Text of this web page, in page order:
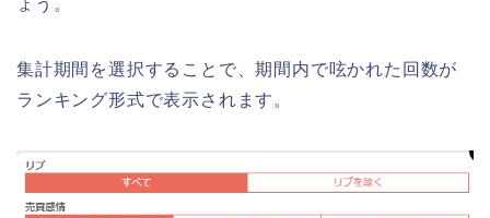
集計期間を選択することで、期間内で呟かれた回数が
ランキング形式で表示されます。